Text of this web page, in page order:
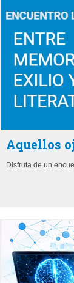
Aquellos
Disfruta de un